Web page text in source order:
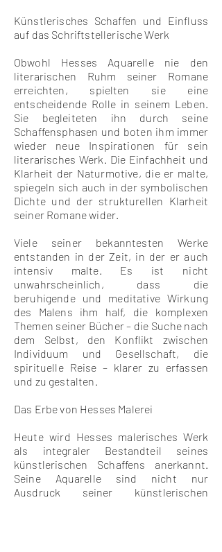
Künstlerisches Schaffen und Einfluss
auf das Schriftstellerische Werk
Obwohl Hesses Aquarelle nie den
literarischen Ruhm seiner Romane
erreichten, spielten sie eine
entscheidende Rolle in seinem Leben.
Sie begleiteten ihn durch seine
Schaffensphasen und boten ihm immer
wieder neue Inspirationen für sein
literarisches Werk. Die Einfachheit und
Klarheit der Naturmotive, die er malte,
spiegeln sich auch in der symbolischen
Dichte und der strukturellen Klarheit
seiner Romane wider.
Viele seiner bekanntesten Werke
entstanden in der Zeit, in der er auch
intensiv malte. Es ist nicht
unwahrscheinlich, dass die
beruhigende und meditative Wirkung
des Malens ihm half, die komplexen
Themen seiner Bücher – die Suche nach
dem Selbst, den Konflikt zwischen
Individuum und Gesellschaft, die
spirituelle Reise – klarer zu erfassen
und zu gestalten.
Das Erbe von Hesses Malerei
Heute wird Hesses malerisches Werk
als integraler Bestandteil seines
künstlerischen Schaffens anerkannt.
Seine Aquarelle sind nicht nur
Ausdruck seiner künstlerischen